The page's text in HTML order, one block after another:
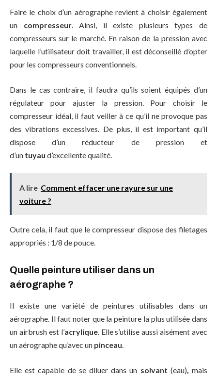
Faire le choix d’un aérographe revient à choisir également
un compresseur. Ainsi, il existe plusieurs types de
compresseurs sur le marché. En raison de la pression avec
laquelle l’utilisateur doit travailler, il est déconseillé d’opter
pour les compresseurs conventionnels.
Dans le cas contraire, il faudra qu’ils soient équipés d’un
régulateur pour ajuster la pression. Pour choisir le
compresseur idéal, il faut veiller à ce qu’il ne provoque pas
des vibrations excessives. De plus, il est important qu’il
dispose d’un réducteur de pression et
d’un tuyau d’excellente qualité.
A lire Comment effacer une rayure sur une
voiture ?
Outre cela, il faut que le compresseur dispose des filetages
appropriés : 1/8 de pouce.
Quelle peinture utiliser dans un
aérographe ?
Il existe une variété de peintures utilisables dans un
aérographe. Il faut noter que la peinture la plus utilisée dans
un airbrush est l’acrylique. Elle s’utilise aussi aisément avec
un aérographe qu’avec un pinceau.
Elle est capable de se diluer dans un solvant (eau),mais